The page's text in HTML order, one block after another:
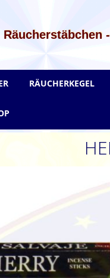
Räucherstäbchen
RÄUCHERKEGEL